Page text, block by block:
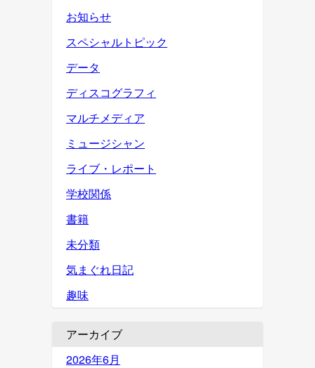
お知らせ
スペシャルトピック
データ
ディスコグラフィ
マルチメディア
ミュージシャン
ライブ・レポート
学校関係
書籍
未分類
気まぐれ日記
趣味
アーカイブ
2026年6月